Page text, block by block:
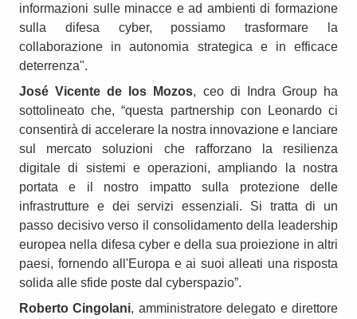
informazioni sulle minacce e ad ambienti di formazione
sulla difesa cyber, possiamo trasformare la
collaborazione in autonomia strategica e in efficace
deterrenza".
José Vicente de los Mozos, ceo di Indra Group ha
sottolineato che, “questa partnership con Leonardo ci
consentirà di accelerare la nostra innovazione e lanciare
sul mercato soluzioni che rafforzano la resilienza
digitale di sistemi e operazioni, ampliando la nostra
portata e il nostro impatto sulla protezione delle
infrastrutture e dei servizi essenziali. Si tratta di un
passo decisivo verso il consolidamento della leadership
europea nella difesa cyber e della sua proiezione in altri
paesi, fornendo all'Europa e ai suoi alleati una risposta
solida alle sfide poste dal cyberspazio”.
Roberto Cingolani, amministratore delegato e direttore